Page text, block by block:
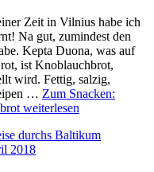
Zeit in Vilnius habe ich
Na gut, zumindest den
Kepta Duona, was auf
ist Knoblauchbrot,
wird. Fettig, salzig,
… Zum Snacken:
weiterlesen
2018